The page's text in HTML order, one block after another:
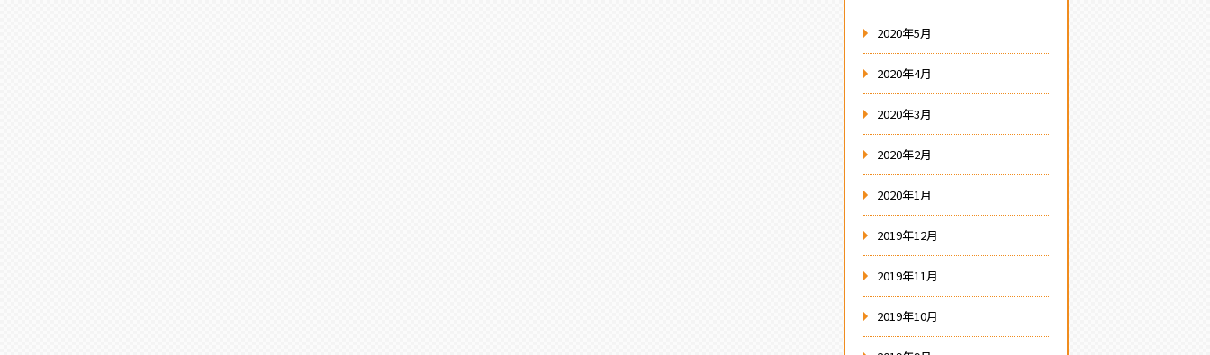
2020年5月
2020年4月
2020年3月
2020年2月
2020年1月
2019年12月
2019年11月
2019年10月